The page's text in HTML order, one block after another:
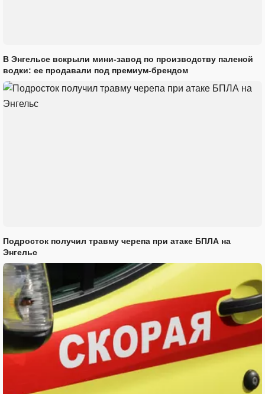
В Энгельсе вскрыли мини-завод по производству паленой
водки: ее продавали под премиум-брендом
Подросток получил травму черепа при атаке БПЛА на
Энгельс